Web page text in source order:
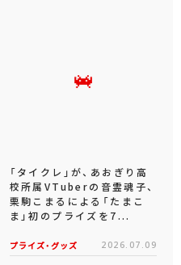
「タイクレ」が、あおぎり高
校所属VTuberの音霊魂子、
栗駒こまるによる「たまこ
ま」初のプライズを7...
プライズ・グッズ 2026.07.09